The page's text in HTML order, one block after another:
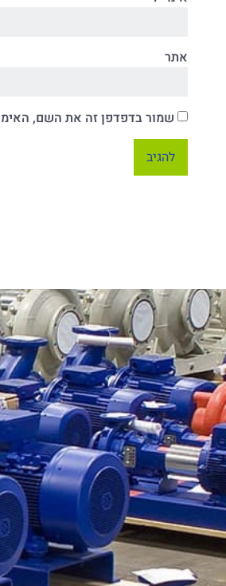
אתר
שמור בדפדפן זה את השם,